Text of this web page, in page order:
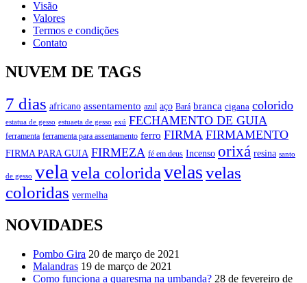
Visão
Valores
Termos e condições
Contato
NUVEM DE TAGS
7 dias africano assentamento azul aço Bará branca cigana colorido
estatua de gesso estuaeta de gesso exú FECHAMENTO DE GUIA
ferramenta ferramenta para assentamento ferro FIRMA FIRMAMENTO
FIRMA PARA GUIA FIRMEZA fé em deus Incenso orixá resina santo
de gesso velavela coloridavelasvelas
coloridas vermelha
NOVIDADES
Pombo Gira 20 de março de 2021
Malandras 19 de março de 2021
Como funciona a quaresma na umbanda? 28 de fevereiro de